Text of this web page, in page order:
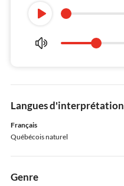
Langues d'interprétation
Français
Québécois naturel
Genre